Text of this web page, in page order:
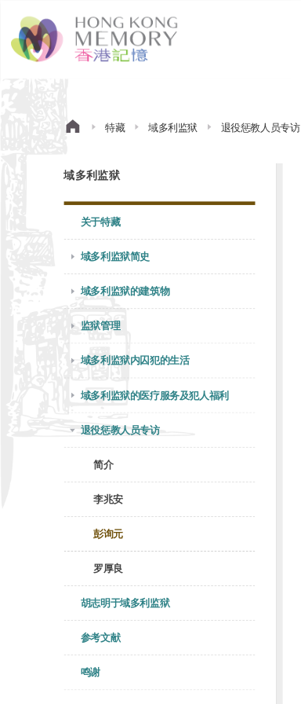
特藏 域多利监狱 退役惩教人员专访
域多利监狱
关于特藏
域多利监狱简史
域多利监狱的建筑物
监狱管理
域多利监狱内囚犯的生活
域多利监狱的医疗服务及犯人福利
退役惩教人员专访
简介
李兆安
彭询元
罗厚良
胡志明于域多利监狱
参考文献
鸣谢